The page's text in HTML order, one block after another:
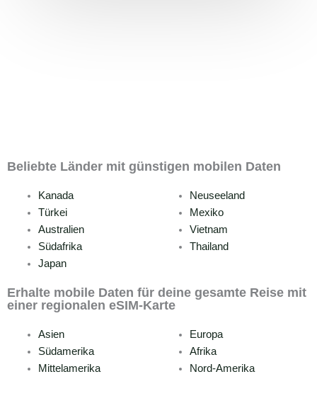
Beliebte Länder mit günstigen mobilen Daten
Kanada
Türkei
Australien
Südafrika
Japan
Neuseeland
Mexiko
Vietnam
Thailand
Erhalte mobile Daten für deine gesamte Reise mit
einer regionalen eSIM-Karte
Asien
Südamerika
Mittelamerika
Europa
Afrika
Nord-Amerika